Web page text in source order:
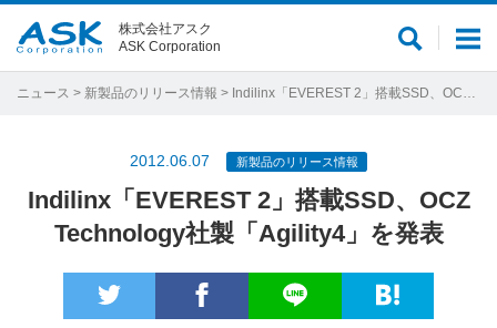
メ
ュ
サ
ト
株式会社アスク
ASK Corporation
ニュース > 新製品のリリース情報 > Indilinx「EVEREST 2」搭載SSD、OCZ Technology社製「Agility4」を発表
2012.06.07 新製品のリリース情報
Indilinx「EVEREST 2」搭載SSD、OCZ
Technology社製「Agility4」を発表